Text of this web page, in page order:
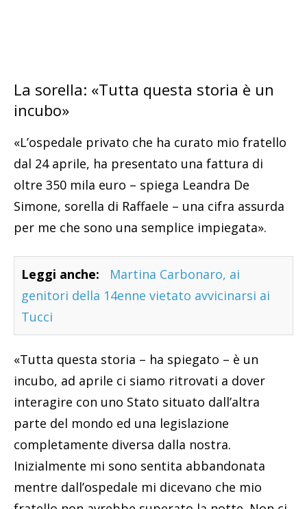
La sorella: «Tutta questa storia è un
incubo»
«L’ospedale privato che ha curato mio fratello
dal 24 aprile, ha presentato una fattura di
oltre 350 mila euro – spiega Leandra De
Simone, sorella di Raffaele – una cifra assurda
per me che sono una semplice impiegata».
Leggi anche:
Martina Carbonaro, ai
genitori della 14enne vietato avvicinarsi ai
Tucci
«Tutta questa storia – ha spiegato – è un
incubo, ad aprile ci siamo ritrovati a dover
interagire con uno Stato situato dall’altra
parte del mondo ed una legislazione
completamente diversa dalla nostra.
Inizialmente mi sono sentita abbandonata
mentre dall’ospedale mi dicevano che mio